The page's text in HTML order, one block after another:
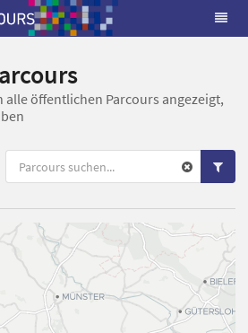
alle öffentlichen Parcours angezeigt,